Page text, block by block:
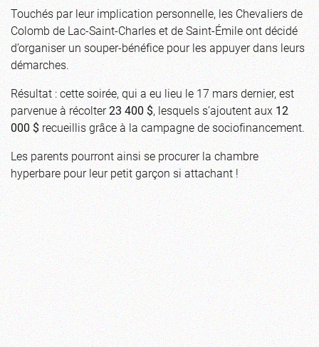
Touchés par leur implication personnelle, les Chevaliers de
Colomb de Lac-Saint-Charles et de Saint-Émile ont décidé
d’organiser un souper-bénéfice pour les appuyer dans leurs
démarches.
Résultat : cette soirée, qui a eu lieu le 17 mars dernier, est
parvenue à récolter23 400 $, lesquels s’ajoutent aux12
000 $recueillis grâce à la campagne de sociofinancement.
Les parents pourront ainsi se procurer la chambre
hyperbare pour leur petit garçon si attachant !